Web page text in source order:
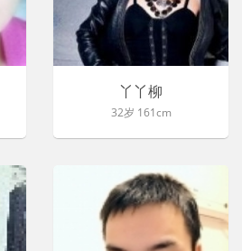
丫丫柳
32岁 161cm